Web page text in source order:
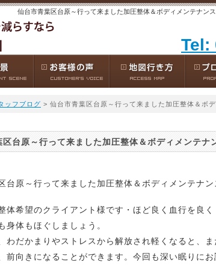
仙台市青葉区台原～行って来ました加圧整体＆ボディメンテナン
Tel:
ッフブログ > 仙台市青葉区台原～行って来ました加圧整体＆ボ
区台原～行って来ました加圧整体＆ボディメンテナ
台原～行って来ました加圧整体＆ボディメンテナン
体希望のクライアント様です・ほど良く血行を良
身体もほぐしましょう 。
わだかまりやストレスから解放され軽くなると、
前向きになることができます。今回も深い眠りに